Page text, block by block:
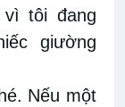
vì tôi đang
giường
Nếu một